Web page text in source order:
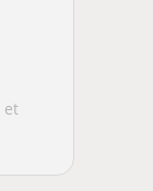
et